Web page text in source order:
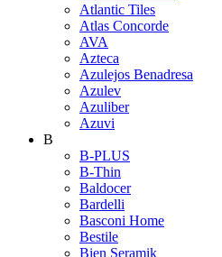
Atlantic Tiles
Atlas Concorde
AVA
Azteca
Azulejos Benadresa
Azulev
Azuliber
Azuvi
B
B-PLUS
B-Thin
Baldocer
Bardelli
Basconi Home
Bestile
Bien Seramik